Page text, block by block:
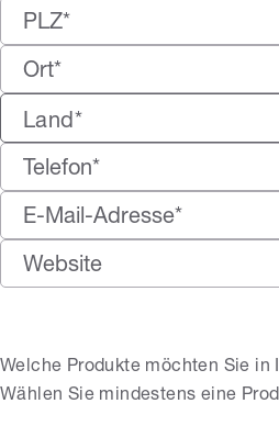
Land*
Welche Produkte möchten Sie in
Wählen Sie mindestens eine